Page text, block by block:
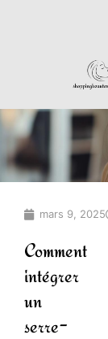
mars 9, 2025
Comment
intégrer
un
serre-